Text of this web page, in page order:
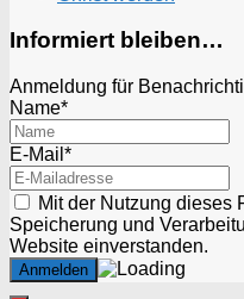
Informiert bleiben…
Anmeldung für
Name*
E-Mail*
Mit der Nutzung dieses
Speicherung und
Website einverstanden.